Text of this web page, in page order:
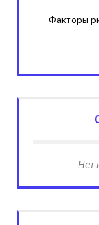
Факторы
Нет